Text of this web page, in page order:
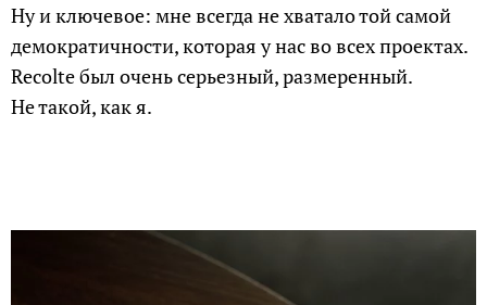
Ну и ключевое: мне всегда не хватало той самой
демократичности, которая у нас во всех проектах.
Recolte был очень серьезный, размеренный.
Не такой, как я.